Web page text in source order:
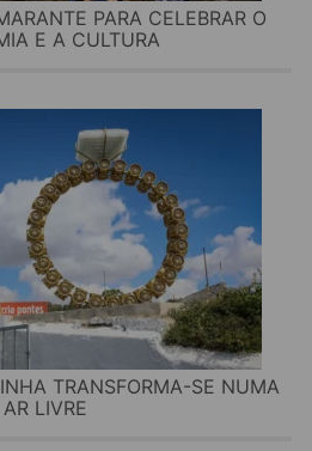
PARA CELEBRAR O
E A CULTURA
TRANSFORMA-SE NUMA
LIVRE